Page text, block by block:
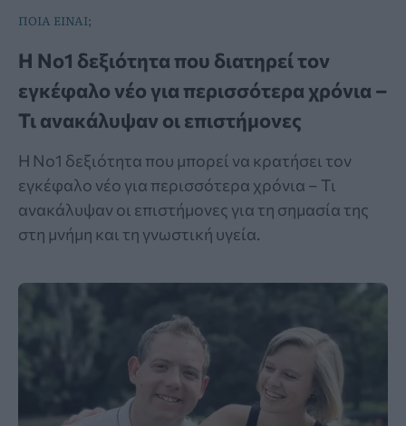
ΠΟΙΑ ΕΙΝΑΙ;
Η Νο1 δεξιότητα που διατηρεί τον
εγκέφαλο νέο για περισσότερα χρόνια –
Τι ανακάλυψαν οι επιστήμονες
Η Νο1 δεξιότητα που μπορεί να κρατήσει τον
εγκέφαλο νέο για περισσότερα χρόνια – Τι
ανακάλυψαν οι επιστήμονες για τη σημασία της
στη μνήμη και τη γνωστική υγεία.